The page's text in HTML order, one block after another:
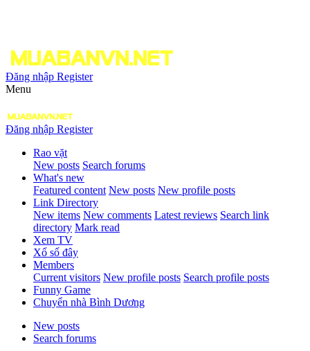
Đăng nhập Register
Menu
Đăng nhập Register
Rao vặt
New posts Search forums
What's new
Featured content New posts New profile posts
Link Directory
New items New comments Latest reviews Search link
directory Mark read
Xem TV
Xổ số đây
Members
Current visitors New profile posts Search profile posts
Funny Game
Chuyển nhà Bình Dương
New posts
Search forums